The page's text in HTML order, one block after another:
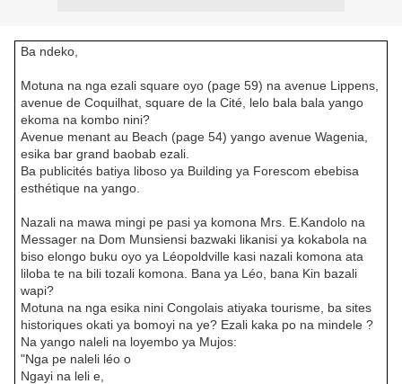
Ba ndeko,
Motuna na nga ezali square oyo (page 59) na avenue Lippens,
avenue de Coquilhat, square de la Cité, lelo bala bala yango
ekoma na kombo nini?
Avenue menant au Beach (page 54) yango avenue Wagenia,
esika bar grand baobab ezali.
Ba publicités batiya liboso ya Building ya Forescom ebebisa
esthétique na yango.
Nazali na mawa mingi pe pasi ya komona Mrs. E.Kandolo na
Messager na Dom Munsiensi bazwaki likanisi ya kokabola na
biso elongo buku oyo ya Léopoldville kasi nazali komona ata
liloba te na bili tozali komona. Bana ya Léo, bana Kin bazali
wapi?
Motuna na nga esika nini Congolais atiyaka tourisme, ba sites
historiques okati ya bomoyi na ye? Ezali kaka po na mindele ?
Na yango naleli na loyembo ya Mujos:
"Nga pe naleli léo o
Ngayi na leli e,